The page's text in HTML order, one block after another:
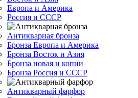
Европа и Америка
Россия и СССР
Антикварная бронза
Бронза Европа и Америка
Бронза Восток и Азия
Бронза новая и копии
Бронза Россия и СССР
Антикварный фарфор